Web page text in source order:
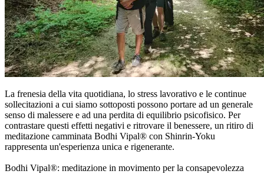
La frenesia della vita quotidiana, lo stress lavorativo e le continue
sollecitazioni a cui siamo sottoposti possono portare ad un generale
senso di malessere e ad una perdita di equilibrio psicofisico. Per
contrastare questi effetti negativi e ritrovare il benessere, un ritiro di
meditazione camminata Bodhi Vipal® con Shinrin-Yoku
rappresenta un'esperienza unica e rigenerante.
Bodhi Vipal®: meditazione in movimento per la consapevolezza